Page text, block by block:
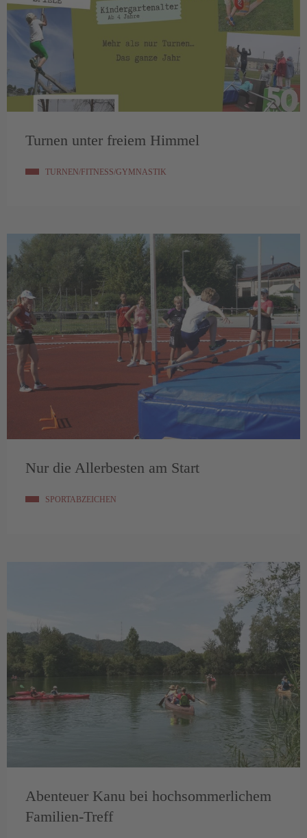
Turnen unter freiem Himmel
TURNEN/FITNESS/GYMNASTIK
Nur die Allerbesten am Start
SPORTABZEICHEN
Abenteuer Kanu bei hochsommerlichem
Familien-Treff